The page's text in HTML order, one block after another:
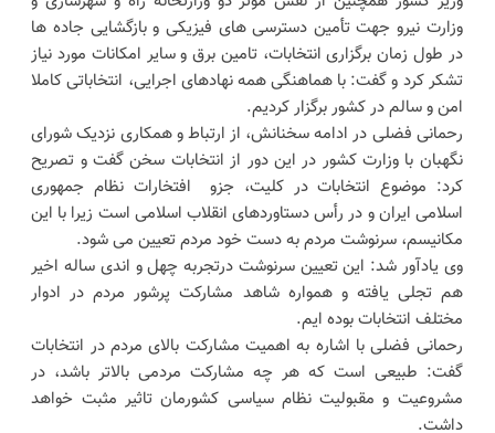
وزارت نیرو جهت تأمین دسترسی های فیزیکی و بازگشایی جاده ها
در طول زمان برگزاری انتخابات، تامین برق و سایر امکانات مورد نیاز
تشکر کرد و گفت: با هماهنگی همه نهادهای اجرایی، انتخاباتی کاملا
امن و سالم در کشور برگزار کردیم.
رحمانی فضلی در ادامه سخنانش، از ارتباط و همکاری نزدیک شورای
نگهبان با وزارت کشور در این دور از انتخابات سخن گفت و تصریح
کرد: موضوع انتخابات در کلیت، جزو افتخارات نظام جمهوری
اسلامی ایران و در رأس دستاوردهای انقلاب اسلامی است زیرا با این
مکانیسم، سرنوشت مردم به دست خود مردم تعیین می شود.
وی یادآور شد: این تعیین سرنوشت درتجربه چهل و اندی ساله اخیر
هم تجلی یافته و همواره شاهد مشارکت پرشور مردم در ادوار
مختلف انتخابات بوده ایم.
رحمانی فضلی با اشاره به اهمیت مشارکت بالای مردم در انتخابات
گفت: طبیعی است که هر چه مشارکت مردمی بالاتر باشد، در
مشروعیت و مقبولیت نظام سیاسی کشورمان تاثیر مثبت خواهد
داشت.